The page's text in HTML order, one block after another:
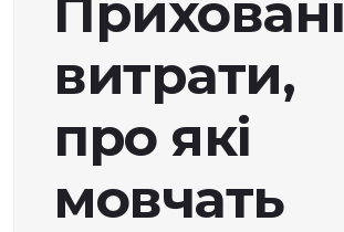
Приховані
витрати,
про які
мовчать